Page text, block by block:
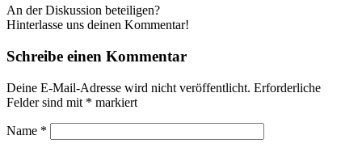
An der Diskussion beteiligen?
Hinterlasse uns deinen Kommentar!
Schreibe einen Kommentar
Deine E-Mail-Adresse wird nicht veröffentlicht. Erforderliche
Felder sind mit * markiert
Name *